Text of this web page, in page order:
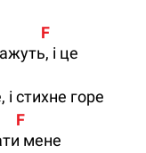
F
і це
стихне горе
F
мене